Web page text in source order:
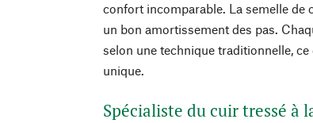
confort incomparable. La semelle de
un bon amortissement des pas.
selon une technique traditionnelle,
unique.
Spécialiste du cuir tressé à